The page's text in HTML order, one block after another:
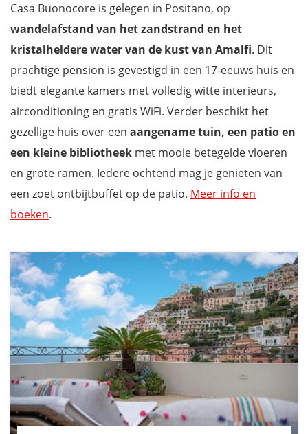
Casa Buonocore is gelegen in Positano, op
wandelafstand van het zandstrand en het
kristalheldere water van de kust van Amalfi. Dit
prachtige pension is gevestigd in een 17-eeuws huis en
biedt elegante kamers met volledig witte interieurs,
airconditioning en gratis WiFi. Verder beschikt het
gezellige huis over een aangename tuin, een patio en
een kleine bibliotheek met mooie betegelde vloeren
en grote ramen. Iedere ochtend mag je genieten van
een zoet ontbijtbuffet op de patio. Meer info en
boeken.